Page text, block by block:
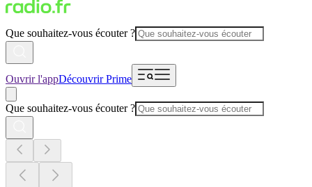
Que souhaitez-vous écouter ?
Ouvrir l'appDécouvrir Prime
Que souhaitez-vous écouter ?